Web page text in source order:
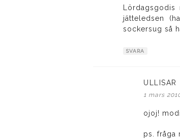
Lördagsgodis
jätteledsen
sockersug så
SVARA
ULLISAR
1 mars
ojoj!
ps. fråga